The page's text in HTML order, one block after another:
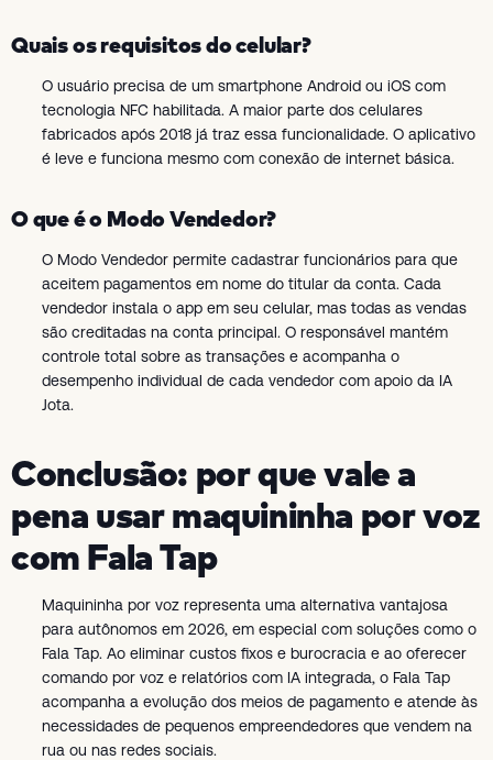
Quais os requisitos do celular?
O usuário precisa de um smartphone Android ou iOS com
tecnologia NFC habilitada. A maior parte dos celulares
fabricados após 2018 já traz essa funcionalidade. O aplicativo
é leve e funciona mesmo com conexão de internet básica.
O que é o Modo Vendedor?
O Modo Vendedor permite cadastrar funcionários para que
aceitem pagamentos em nome do titular da conta. Cada
vendedor instala o app em seu celular, mas todas as vendas
são creditadas na conta principal. O responsável mantém
controle total sobre as transações e acompanha o
desempenho individual de cada vendedor com apoio da IA
Jota.
Conclusão: por que vale a
pena usar maquininha por voz
com Fala Tap
Maquininha por voz representa uma alternativa vantajosa
para autônomos em 2026, em especial com soluções como o
Fala Tap. Ao eliminar custos fixos e burocracia e ao oferecer
comando por voz e relatórios com IA integrada, o Fala Tap
acompanha a evolução dos meios de pagamento e atende às
necessidades de pequenos empreendedores que vendem na
rua ou nas redes sociais.